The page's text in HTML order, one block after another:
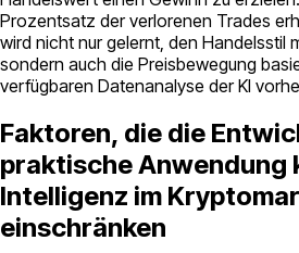
Prozentsatz der verlorenen Trades
wird nicht nur gelernt, den Handelsstil
sondern auch die Preisbewegung
verfügbaren Datenanalyse der KI
Faktoren, die die
praktische Anwendung
Intelligenz im
einschränken